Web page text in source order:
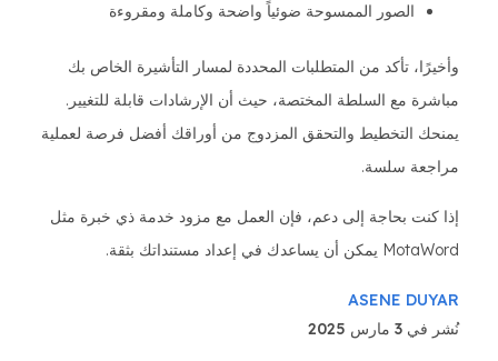
الصور الممسوحة ضوئياً واضحة وكاملة ومقروءة
وأخيرًا، تأكد من المتطلبات المحددة لمسار التأشيرة الخاص بك
مباشرة مع السلطة المختصة، حيث أن الإرشادات قابلة للتغيير.
يمنحك التخطيط والتحقق المزدوج من أوراقك أفضل فرصة لعملية
مراجعة سلسة.
إذا كنت بحاجة إلى دعم، فإن العمل مع مزود خدمة ذي خبرة مثل
MotaWord يمكن أن يساعدك في إعداد مستنداتك بثقة.
ASENE DUYAR
نُشر في 3 مارس 2025